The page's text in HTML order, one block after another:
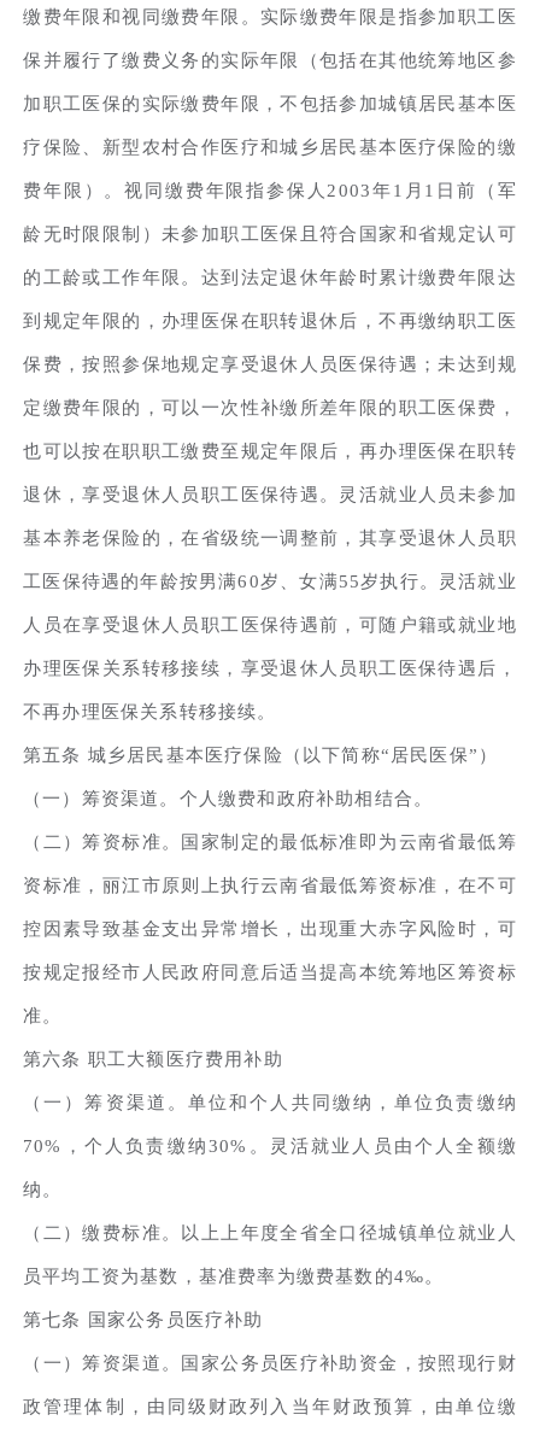
缴费年限和视同缴费年限。实际缴费年限是指参加职工医
保并履行了缴费义务的实际年限（包括在其他统筹地区参
加职工医保的实际缴费年限，不包括参加城镇居民基本医
疗保险、新型农村合作医疗和城乡居民基本医疗保险的缴
费年限）。视同缴费年限指参保人2003年1月1日前（军
龄无时限限制）未参加职工医保且符合国家和省规定认可
的工龄或工作年限。达到法定退休年龄时累计缴费年限达
到规定年限的，办理医保在职转退休后，不再缴纳职工医
保费，按照参保地规定享受退休人员医保待遇；未达到规
定缴费年限的，可以一次性补缴所差年限的职工医保费，
也可以按在职职工缴费至规定年限后，再办理医保在职转
退休，享受退休人员职工医保待遇。灵活就业人员未参加
基本养老保险的，在省级统一调整前，其享受退休人员职
工医保待遇的年龄按男满60岁、女满55岁执行。灵活就业
人员在享受退休人员职工医保待遇前，可随户籍或就业地
办理医保关系转移接续，享受退休人员职工医保待遇后，
不再办理医保关系转移接续。
第五条 城乡居民基本医疗保险（以下简称“居民医保”）
（一）筹资渠道。个人缴费和政府补助相结合。
（二）筹资标准。国家制定的最低标准即为云南省最低筹
资标准，丽江市原则上执行云南省最低筹资标准，在不可
控因素导致基金支出异常增长，出现重大赤字风险时，可
按规定报经市人民政府同意后适当提高本统筹地区筹资标
准。
第六条 职工大额医疗费用补助
（一）筹资渠道。单位和个人共同缴纳，单位负责缴纳
70%，个人负责缴纳30%。灵活就业人员由个人全额缴
纳。
（二）缴费标准。以上上年度全省全口径城镇单位就业人
员平均工资为基数，基准费率为缴费基数的4‰。
第七条 国家公务员医疗补助
（一）筹资渠道。国家公务员医疗补助资金，按照现行财
政管理体制，由同级财政列入当年财政预算，由单位缴